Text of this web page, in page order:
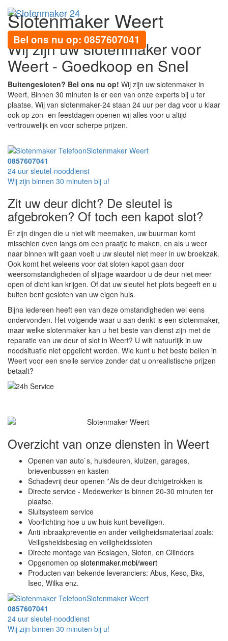
Bel ons nu op: 0857607041
Slotenmaker Weert
Wij zijn uw slotenmaker voor
Weert - Goedkoop en Snel
Buitengesloten? Bel ons nu op! Wij zijn uw slotenmaker in
Weert, Binnen 30 minuten is er een van onze experts bij u ter
plaatse. Wij van slotenmaker-24 staan 24 uur per dag voor u klaar
ook op zon- en feestdagen openen wij alles voor u altijd
vertrouwelijk en voor scherpe prijzen.
Slotenmaker Weert
0857607041
24 uur sleutel-nooddienst
Wij zijn binnen 30 minuten bij u!
Zit uw deur dicht? De sleutel is
afgebroken? Of toch een kapot slot?
Er zijn dingen die u niet wilt meemaken, uw buurman komt
misschien even langs om een praatje te maken, en als u weer
naar binnen wilt gaan voelt u uw sleutel niet meer in uw broekzak.
Ook komt het weleens voor dat sloten kapot gaan door
weersomstandigheden of slijtage waardoor u de deur niet meer
open of dicht kan krijgen. Of dat uw sleutel het plots begeeft en u
buiten bent gesloten van uw eigen huis.
Bijna iedereen heeft een van deze omstandigheden wel eens
ondervonden. Het volgende waar u aan denkt is een slotenmaker,
maar welke slotenmaker kan u het beste van dienst zijn met de
reparatie van uw deur of slot in Weert? U wilt natuurlijk in uw
noodsituatie niet opgelicht worden. Wie kunt u het beste bellen in
Weert voor een snelle service zonder dat u onrealistische prijzen
betaalt?
Overzicht van onze diensten in Weert
Openen van auto`s, huisdeuren, kluizen, garages,
brievenbussen en kasten
Schadevrij deur openen *Als de deur dichtgetrokken is
Directe service - Medewerker is binnen 20-30 minuten ter
plaatse.
Sluitsysteem service
Voorlichting hoe u uw huis kunt beveiligen.
Anti inbraakpreventie en ander veiligheidsmateriaal zoals:
Veiligsheidsbeslag en veiligheidssloten
Directe montage van Beslagen, Sloten, en Cilinders
Opgenomen op slotenmaker.mobi/weert
Producten van bekende leveranciers: Abus, Keso, Bks,
Iseo, Wilka enz.
Slotenmaker Weert
0857607041
24 uur sleutel-nooddienst
Wij zijn binnen 30 minuten bij u!